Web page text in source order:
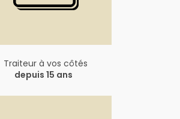
Traiteur à vos côtés
depuis 15 ans